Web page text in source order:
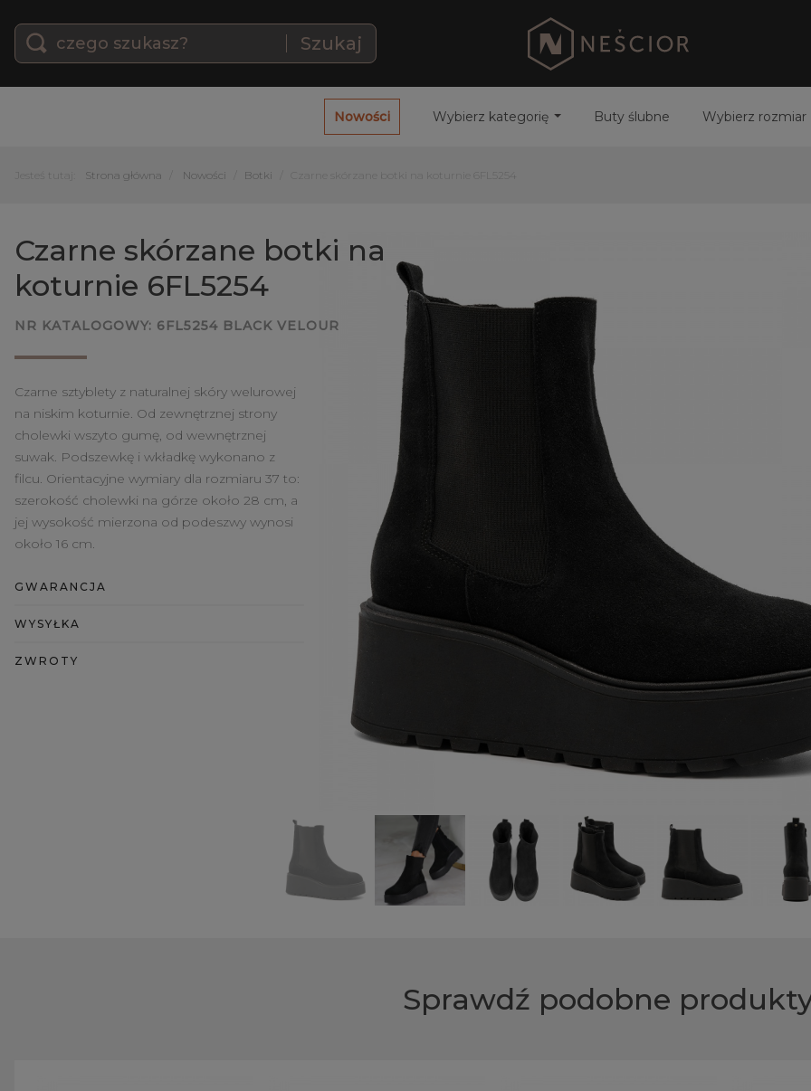
Szukaj
Nowości Wybierz kategorię Buty ślubne Wybierz rozmiar
Jesteś tutaj: Strona główna Nowości Botki Czarne skórzane botki na koturnie 6FL5254
Czarne skórzane botki na
koturnie 6FL5254
NR KATALOGOWY: 6FL5254 BLACK VELOUR
Czarne sztyblety z naturalnej skóry welurowej
na niskim koturnie. Od zewnętrznej strony
cholewki wszyto gumę, od wewnętrznej
suwak. Podszewkę i wkładkę wykonano z
filcu. Orientacyjne wymiary dla rozmiaru 37 to:
szerokość cholewki na górze około 28 cm, a
jej wysokość mierzona od podeszwy wynosi
około 16 cm.
GWARANCJA
WYSYŁKA
ZWROTY
Sprawdź podobne